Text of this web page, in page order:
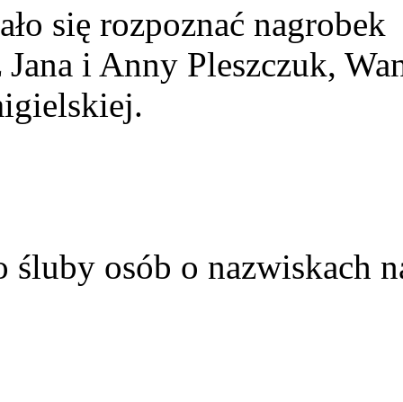
się rozpoznać nagrobek
i Anny Pleszczuk,
śluby osób o nazwiskach